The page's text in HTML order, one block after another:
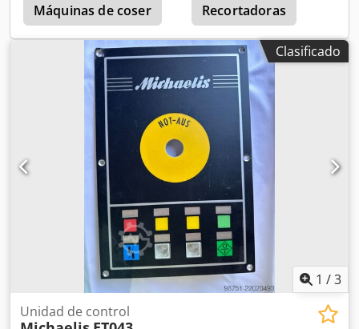
Máquinas de coser Recortadoras
Clasificado
1 /3
Unidad de control